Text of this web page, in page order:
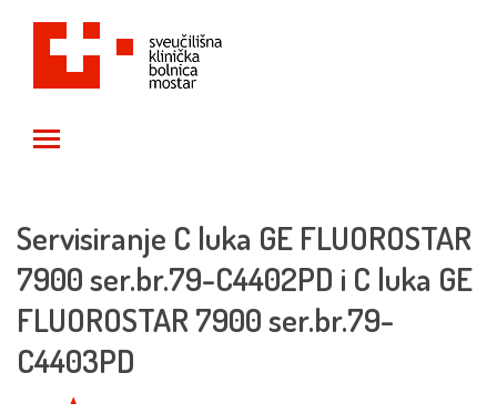
Servisiranje C luka GE FLUOROSTAR
7900 ser.br.79-C4402PD i C luka GE
FLUOROSTAR 7900 ser.br.79-
C4403PD